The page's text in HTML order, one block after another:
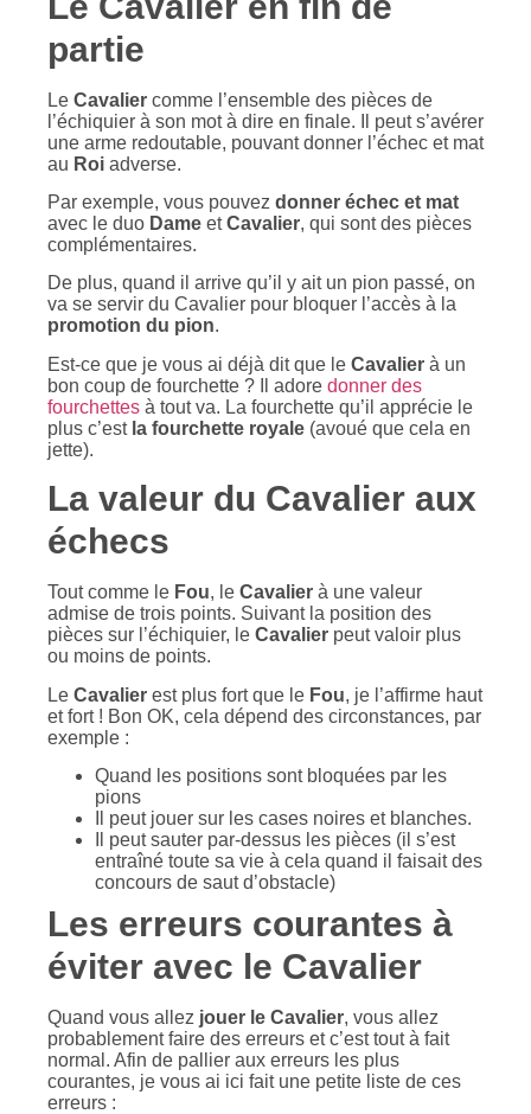
partie
Le Cavalier comme l’ensemble des pièces de
l’échiquier à son mot à dire en finale. Il peut s’avérer
une arme redoutable, pouvant donner l’échec et mat
au Roi adverse.
Par exemple, vous pouvez donner échec et mat
avec le duo Dame etCavalier, qui sont des pièces
complémentaires.
De plus, quand il arrive qu’il y ait un pion passé, on
va se servir du Cavalier pour bloquer l’accès à la
promotion du pion.
Est-ce que je vous ai déjà dit que le Cavalier à un
bon coup de fourchette ? Il adore donner des
fourchettes à tout va. La fourchette qu’il apprécie le
plus c’est la fourchette royale (avoué que cela en
jette).
La valeur du Cavalier aux
échecs
Tout comme le Fou, le Cavalier à une valeur
admise de trois points. Suivant la position des
pièces sur l’échiquier, le Cavalier peut valoir plus
ou moins de points.
Le Cavalier est plus fort que le Fou, je l’affirme haut
et fort ! Bon OK, cela dépend des circonstances, par
exemple :
Quand les positions sont bloquées par les
pions
Il peut jouer sur les cases noires et blanches.
Il peut sauter par-dessus les pièces (il s’est
entraîné toute sa vie à cela quand il faisait des
concours de saut d’obstacle)
Les erreurs courantes à
éviter avec le Cavalier
Quand vous allez jouer le Cavalier, vous allez
probablement faire des erreurs et c’est tout à fait
normal. Afin de pallier aux erreurs les plus
courantes, je vous ai ici fait une petite liste de ces
erreurs :